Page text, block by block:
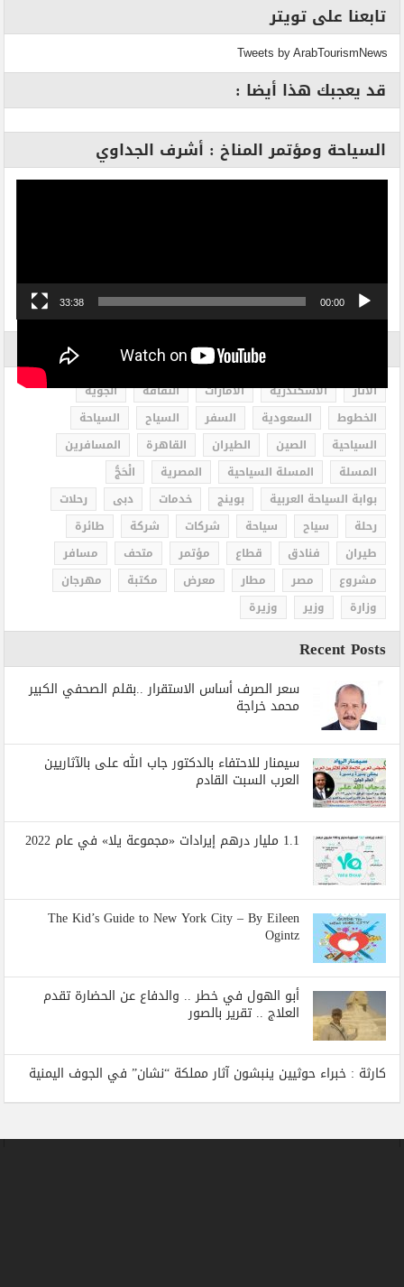
تابعنا على تويتر
Tweets by ArabTourismNews
قد يعجبك هذا أيضا :
السياحة ومؤتمر المناخ : أشرف الجداوي
00:00
33:38
الاثار الاسكندرية الامارات الثقافة
الجوية
الخطوط
السعودية السفر السياح
السياحة
السياحية
الصين الطيران القاهرة
المسافرين
المسلة
المسلة السياحية المصرية
الْحَجُّ
بوابة السياحة العربية
بوينج خدمات دبى
رحلات
رحلة
سياح سياحة شركات شركة
طائرة
طيران
فنادق قطاع مؤتمر متحف
مسافر
مشروع
مصر مطار معرض مكتبة
مهرجان
وزارة
وزير وزيرة
Recent Posts
سعر الصرف أساس الاستقرار ..بقلم الصحفي الكبير
محمد خراجة
سيمنار للاحتفاء بالدكتور جاب الله على بالآثاريين
العرب السبت القادم
1.1 مليار درهم إيرادات «مجموعة يلا» في عام 2022
The Kid’s Guide to New York City – By Eileen
Ogintz
أبو الهول في خطر .. والدفاع عن الحضارة تقدم
العلاج .. تقرير بالصور
كارثة : خبراء حوثيين ينبشون آثار مملكة “نشان” في الجوف اليمنية